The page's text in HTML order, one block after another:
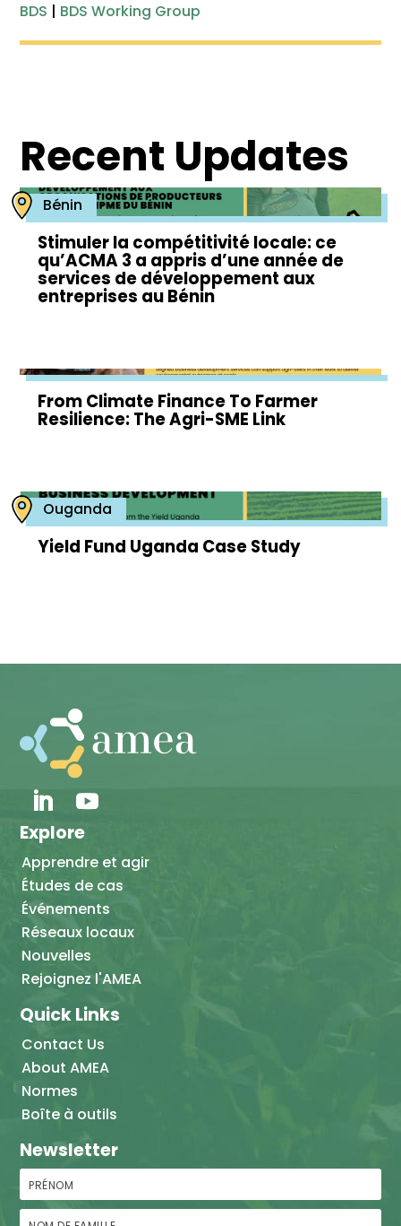
BDS | BDS Working Group
Recent Updates
Bénin
Stimuler la compétitivité locale: ce
qu’ACMA 3 a appris d’une année de
services de développement aux
entreprises au Bénin
From Climate Finance To Farmer
Resilience: The Agri-SME Link
Ouganda
Yield Fund Uganda Case Study
Explore
Apprendre et agir
Études de cas
Événements
Réseaux locaux
Nouvelles
Rejoignez l'AMEA
Quick Links
Contact Us
About AMEA
Normes
Boîte à outils
Newsletter
Prénom
Nom de famille